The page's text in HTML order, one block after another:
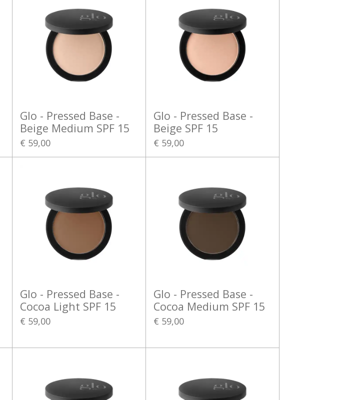
Glo - Pressed Base -
Beige Medium SPF 15
€ 59,00
Glo - Pressed Base -
Beige SPF 15
€ 59,00
Glo - Pressed Base -
Cocoa Light SPF 15
€ 59,00
Glo - Pressed Base -
Cocoa Medium SPF 15
€ 59,00